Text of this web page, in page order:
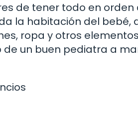
de tener todo en orden
la habitación del bebé,
ropa y otros
un buen pediatra a